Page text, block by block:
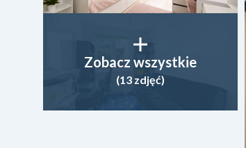
Zobacz wszystkie
(13 zdjęć)